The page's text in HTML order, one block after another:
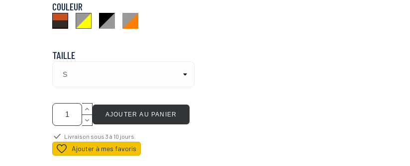
COULEUR
Noir
Orange
Gris
Jaune
Noir
Gris
Gris
Orange
TAILLE
AJOUTER AU PANIER
Livraison sous 3 à 10 jours
Ajouter à mes favoris